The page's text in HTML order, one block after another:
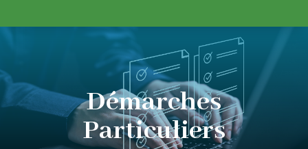
Démarches
Particuliers